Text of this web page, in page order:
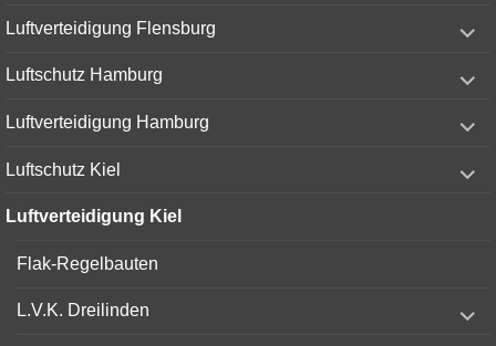
Luftverteidigung Flensburg
child
Luftschutz Hamburg
child
Luftverteidigung Hamburg
child
Luftschutz Kiel
child
Luftverteidigung Kiel
Flak-Regelbauten
L.V.K. Dreilinden
child